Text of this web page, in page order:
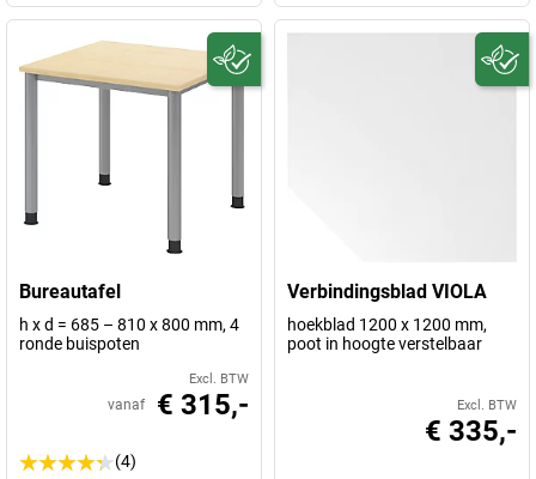
Bureautafel
h x d = 685 – 810 x 800 mm, 4
ronde buispoten
Excl. BTW
vanaf € 315,-
(4)
Verbindingsblad VIOLA
hoekblad 1200 x 1200 mm,
poot in hoogte verstelbaar
Excl. BTW
€ 335,-